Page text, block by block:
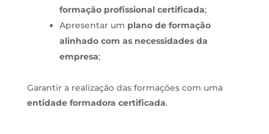
formação profissional certificada;
Apresentar um plano de formação
alinhado com as necessidades da
empresa;
Garantir a realização das formações com uma
entidade formadora certificada.